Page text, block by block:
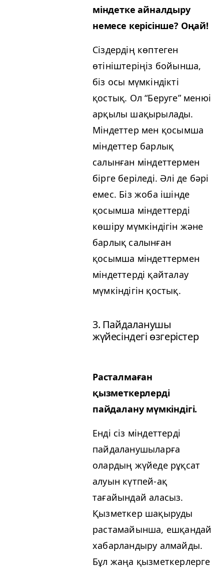
міндетке айналдыру
немесе керісінше? Оңай!
Сіздердің көптеген
өтініштеріңіз бойынша,
біз осы мүмкіндікті
қостық. Ол“Беруге” менюі
арқылы шақырылады.
Міндеттер мен қосымша
міндеттер барлық
салынған міндеттермен
бірге беріледі. Әлі де бәрі
емес. Біз жоба ішінде
қосымша міндеттерді
көшіру мүмкіндігін және
барлық салынған
қосымша міндеттермен
міндеттерді қайталау
мүмкіндігін қостық.
3. Пайдаланушы
жүйесіндегі өзгерістер
Расталмаған
қызметкерлерді
пайдалану мүмкіндігі.
Енді сіз міндеттерді
пайдаланушыларға
олардың жүйеде рұқсат
алуын күтпей-ақ
тағайындай аласыз.
Қызметкер шақыруды
растамайынша, ешқандай
хабарландыру алмайды.
Бұл жаңа қызметкерлерге